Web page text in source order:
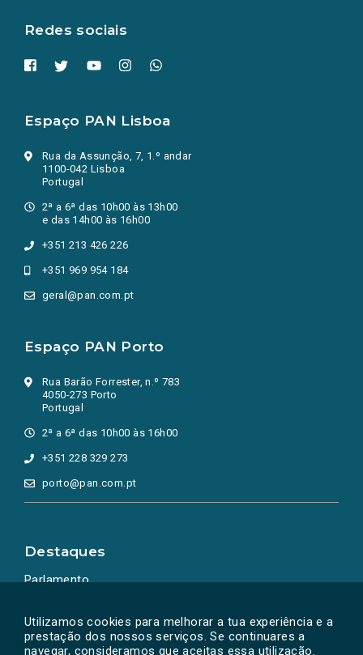
Utilizamos cookies para melhorar a tua experiência e a
prestação dos nossos serviços. Se continuares a
navegar, consideramos que aceitas essa utilização.
Redes sociais
Espaço PAN Lisboa
Rua da Assunção, 7, 1.º andar
1100-042 Lisboa
Portugal
2ª a 6ª das 10h00 às 13h00
e das 14h00 às 16h00
+351 213 426 226
+351 969 954 184
geral@pan.com.pt
Espaço PAN Porto
Rua Barão Forrester, n.º 783
4050-273 Porto
Portugal
2ª a 6ª das 10h00 às 16h00
+351 228 329 273
porto@pan.com.pt
Destaques
Parlamento